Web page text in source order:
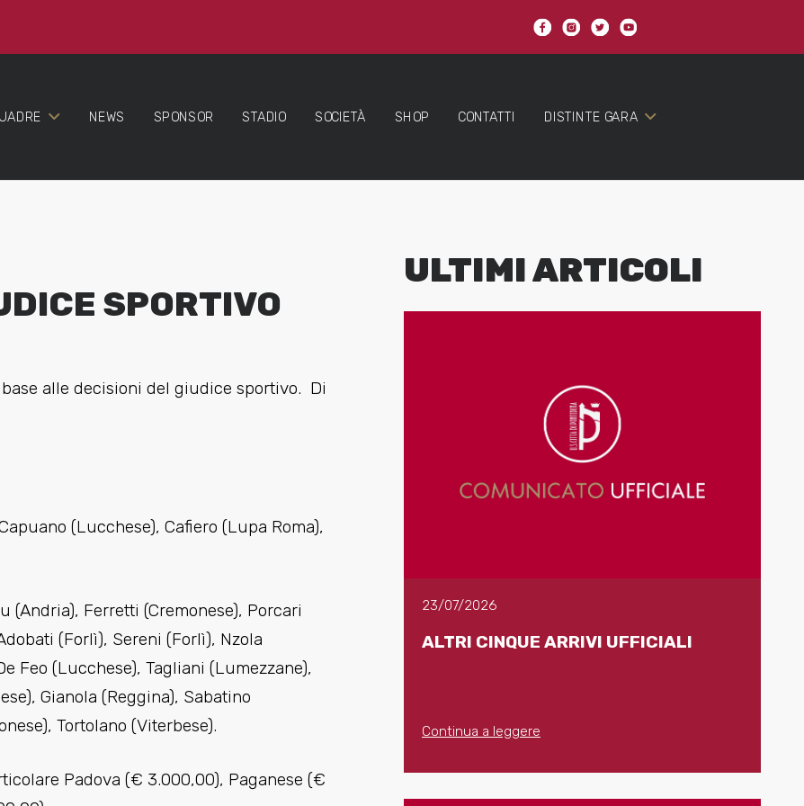
NEWS SPONSOR STADIO SOCIETÀ SHOP CONTATTI DISTINTE GARA
SPORTIVO
alle decisioni del giudice sportivo. Di
(Lucchese), Cafiero (Lupa Roma),
(Andria), Ferretti (Cremonese), Porcari
(Forlì), Sereni (Forlì), Nzola
Feo (Lucchese), Tagliani (Lumezzane),
Gianola (Reggina), Sabatino
Tortolano (Viterbese).
Padova (€ 3.000,00), Paganese (€
ULTIMI ARTICOLI
23/07/2026
ALTRI CINQUE ARRIVI UFFICIALI
Continua a leggere